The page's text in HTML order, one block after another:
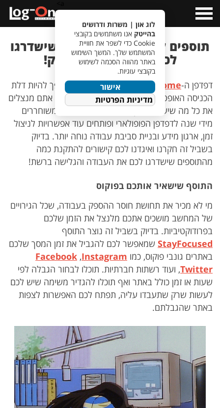
Menu
תוספים לדפדפן ה-Chrome שישדרגו
לכם את העבודה בהייטק!
דפדפן ה-Chrome
Google כבר מזמן הפך להיות דלת
הכניסה האופטימלי לרשת האינטרנט. אך האם אתם מנצלים
את כל מה שיש לדפדפן להציע? אלפי תוספים משוחררים
מידי שנה לדפדפן הפופולארי ופותחים עוד אפשרויות לניצול
זמן, ארגון מידע ובניית סביבת עבודה נוחה יותר. בדיוק
בשביל זה חקרנו ואיגדנו לכם קישורים להתקנת כמה
מהתוספים שישדרגו לכם את העבודה והגלישה ברשת!
התוסף שישאיר אותכם בפוקוס
מי לא מכיר את תחושת חוסר ההספק בעבודה, שכל הגירויים
של המחשב מושכים אתכם מלנצל את הזמן שלכם
בפרודוקטיביות. בדיוק בשביל זה נוצר התוסף
StayFocused שמאפשר לכם להגביל את זמן המסך שלכם
באתרים גונבי פוקוס, כמו
Facebook ,Instagram
,Twitter ועוד רשתות חברתיות. תוכלו לבחור הגבלה לפי
שעות או זמן כולל באתר ואף תוכלו להגדיר משימה שיש לכם
לעשות שרק שתעבדו עליה, תפתח לכם האפשרות לצפות
באתר שהגבלתם.
לוג און | משרות ודרושים
בהייטק אנו משתמשים בקובצי
Cookie כדי לשפר את חוויית
המשתמש שלך. המשך השימוש
באתר מהווה הסכמה לשימוש
בקובצי עוגיות.
אישור
מדיניות הפרטיות